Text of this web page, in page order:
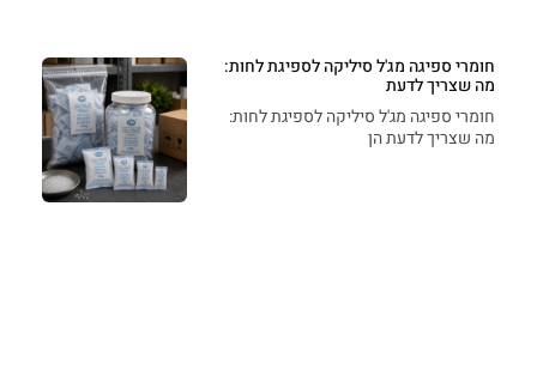
חומרי ספיגה מג'ל סיליקה לספיגת לחות:
מה שצריך לדעת
חומרי ספיגה מג'ל סיליקה לספיגת לחות:
מה שצריך לדעת הן